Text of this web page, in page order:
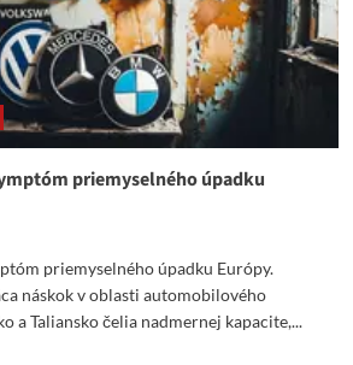
priemyselného úpadku
priemyselného úpadku Európy.
náskok v oblasti automobilového
a Taliansko čelia nadmernej kapacite,...